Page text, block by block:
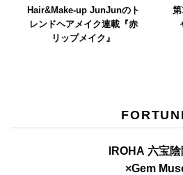
Hair&Make-up JunJunのト
レンドヘアメイク連載『赤
リップメイク』
IROHA 六宝
×Gem